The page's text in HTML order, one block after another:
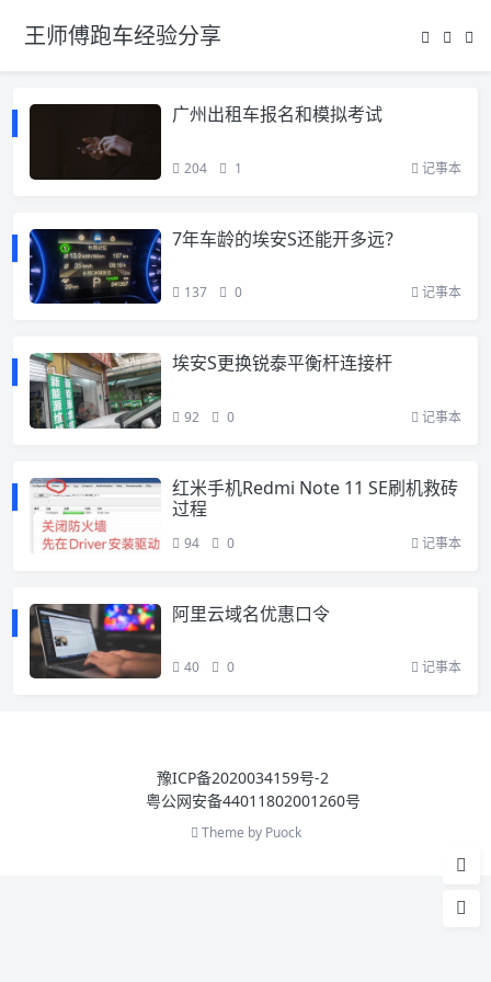
王师傅跑车经验分享
广州出租车报名和模拟考试
204 1 记事本
7年车龄的埃安S还能开多远？
137 0 记事本
埃安S更换锐泰平衡杆连接杆
92 0 记事本
红米手机Redmi Note 11 SE刷机救砖
过程
94 0 记事本
阿里云域名优惠口令
40 0 记事本
豫ICP备2020034159号-2
粤公网安备44011802001260号
Theme by Puock